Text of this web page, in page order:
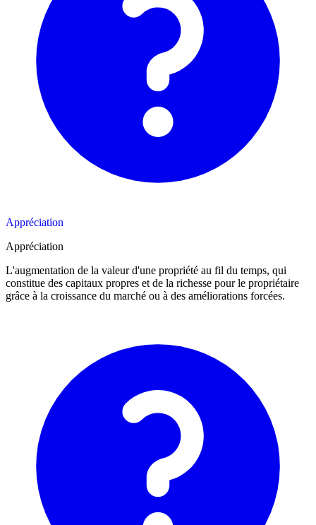
Appréciation
Appréciation
L'augmentation de la valeur d'une propriété au fil du temps, qui
constitue des capitaux propres et de la richesse pour le propriétaire
grâce à la croissance du marché ou à des améliorations forcées.